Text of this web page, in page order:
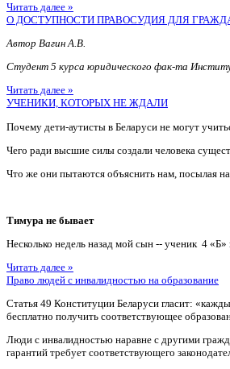
Читать далее »
О ДОСТУПНОСТИ ПРАВОСУДИЯ ДЛЯ
Автор Вагин А.В.
Студент 5 курса юридического фак-та
Читать далее »
УЧЕНИКИ, КОТОРЫХ НЕ ЖДАЛИ
Почему дети-аутисты в Беларуси не могут
Чего ради высшие силы создали человека
Что же они пытаются объяснить нам, посылая
Тимура не бывает
Несколько недель назад мой сын -- ученик 4
Читать далее »
Право людей с инвалидностью на образование
Статья 49 Конституции Беларуси гласит:
бесплатно получить соответствующее
Люди с инвалидностью наравне с другими
гарантий требует соответствующего